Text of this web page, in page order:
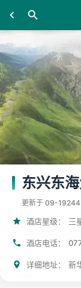
东兴东
更新于 09-19
酒店星级： 三
酒店电话：
详细地址： 新